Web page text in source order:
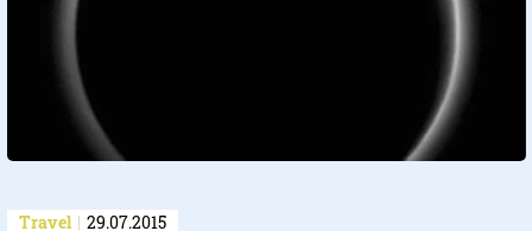
Travel 29.07.2015